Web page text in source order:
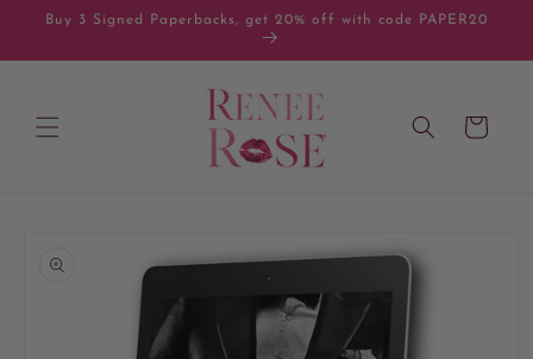
Skip to
Buy 3 Signed Paperbacks, get 20% off with code PAPER20
Cart
information